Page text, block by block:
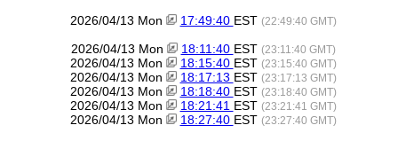
2026/04/13 Mon 17:49:40 EST (22:49:40 GMT)
2026/04/13 Mon 18:11:40 EST (23:11:40 GMT)
2026/04/13 Mon 18:15:40 EST (23:15:40 GMT)
2026/04/13 Mon 18:17:13 EST (23:17:13 GMT)
2026/04/13 Mon 18:18:40 EST (23:18:40 GMT)
2026/04/13 Mon 18:21:41 EST (23:21:41 GMT)
2026/04/13 Mon 18:27:40 EST (23:27:40 GMT)